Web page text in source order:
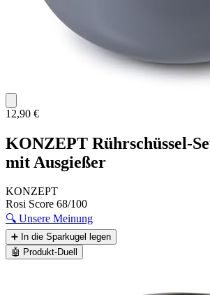
12,90 €
KONZEPT Rührschüssel-
mit Ausgießer
KONZEPT
Rosi Score 68/100
🔍 Unsere Meinung
➕ In die Sparkugel legen
🤖 Produkt-Duell